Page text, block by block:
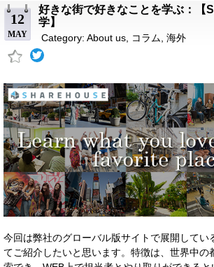
12
MAY
好きな街で好きなことを学ぶ：【
学】
Category: About us コラム 海外
今回は弊社のグローバル版サイトで展開してい
てご紹介したいと思います。特徴は、世界中の